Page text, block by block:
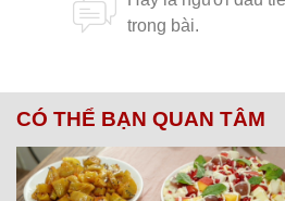
CÓ THỂ BẠN QUAN TÂM